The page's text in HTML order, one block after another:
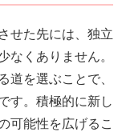
せた先には、独立
なくありません。
道を選ぶことで、
す。積極的に新し
可能性を広げるこ